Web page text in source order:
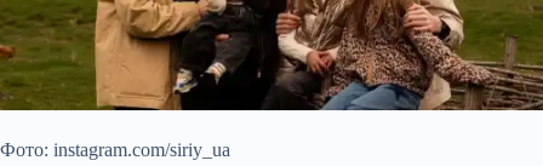
Фото: instagram.com/siriy_ua